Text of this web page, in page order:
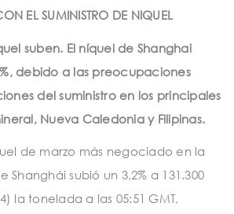
EL SUMINISTRO DE NIQUEL
suben. El níquel de Shanghai
debido a las preocupaciones
del suministro en los principales
Nueva Caledonia y Filipinas.
de marzo más negociado en la
Shanghái subió un 3,2% a 131.300
la tonelada a las 05:51 GMT,